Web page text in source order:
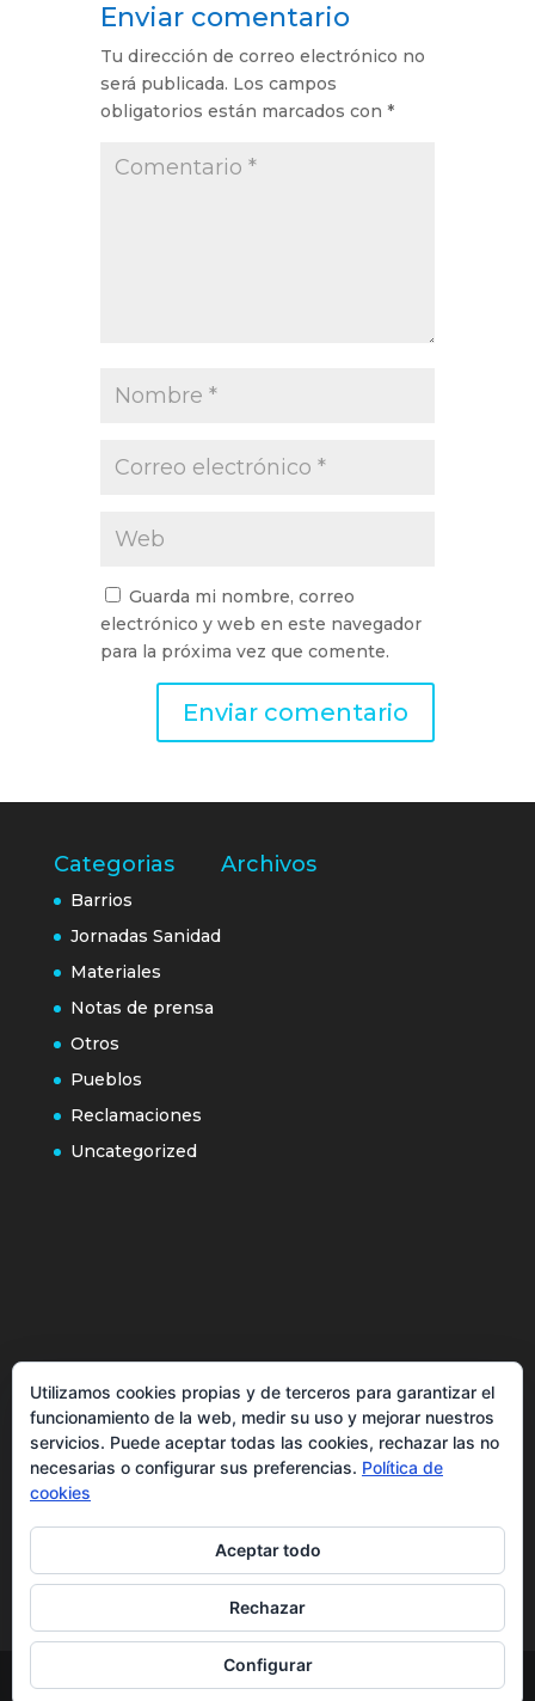
Enviar comentario
Tu dirección de correo electrónico no
será publicada. Los campos
obligatorios están marcados con *
Guarda mi nombre, correo
electrónico y web en este navegador
para la próxima vez que comente.
Categorias
Barrios
Jornadas Sanidad
Materiales
Notas de prensa
Otros
Pueblos
Reclamaciones
Uncategorized
Archivos
Más información sobre las cookies
Inicio
Política de privacidad
Utilizamos cookies propias y de terceros para garantizar el
funcionamiento de la web, medir su uso y mejorar nuestros
servicios. Puede aceptar todas las cookies, rechazar las no
necesarias o configurar sus preferencias. Política de
cookies
Aceptar todo
Rechazar
Configurar